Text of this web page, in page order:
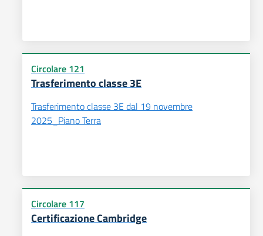
Circolare 121
Trasferimento classe 3E
Trasferimento classe 3E dal 19 novembre
2025_Piano Terra
Circolare 117
Certificazione Cambridge